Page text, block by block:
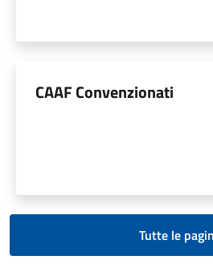
CAAF Convenzionati
Tutte le